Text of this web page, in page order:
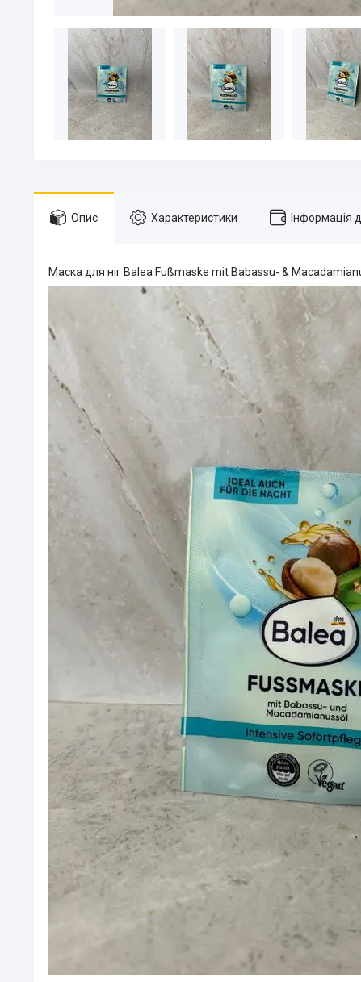
Опис Характеристики Інформація
Маска для ніг Balea Fußmaske mit Babassu- &